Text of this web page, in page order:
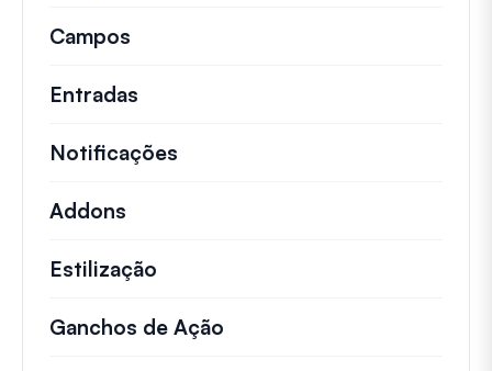
Campos
Entradas
Notificações
Addons
Estilização
Ganchos de Ação